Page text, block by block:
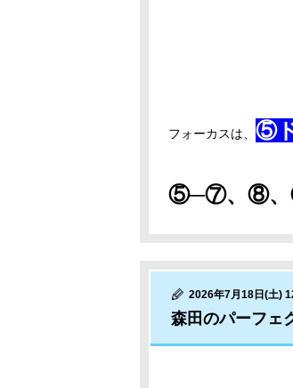
フォーカスは、 ⑤
⑤─⑦、⑧
2026年7月18日(土)
森田のパーフ